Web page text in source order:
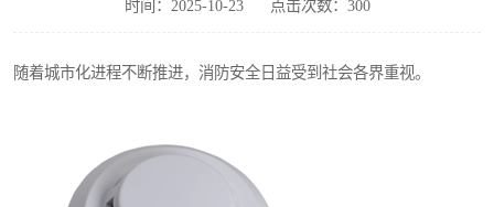
时间：2025-10-23 点击次数：300
随着城市化进程不断推进，消防安全日益受到社会各界重视。